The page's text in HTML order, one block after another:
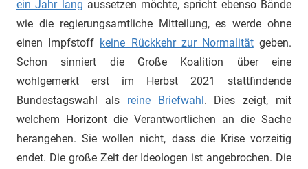
ein Jahr lang aussetzen möchte, spricht ebenso Bände
wie die regierungsamtliche Mitteilung, es werde ohne
einen Impfstoff keine Rückkehr zur Normalitätgeben.
Schon sinniert die Große Koalition über eine
wohlgemerkt erst im Herbst 2021 stattfindende
Bundestagswahl als reine Briefwahl. Dies zeigt, mit
welchem Horizont die Verantwortlichen an die Sache
herangehen. Sie wollen nicht, dass die Krise vorzeitig
endet. Die große Zeit der Ideologen ist angebrochen. Die